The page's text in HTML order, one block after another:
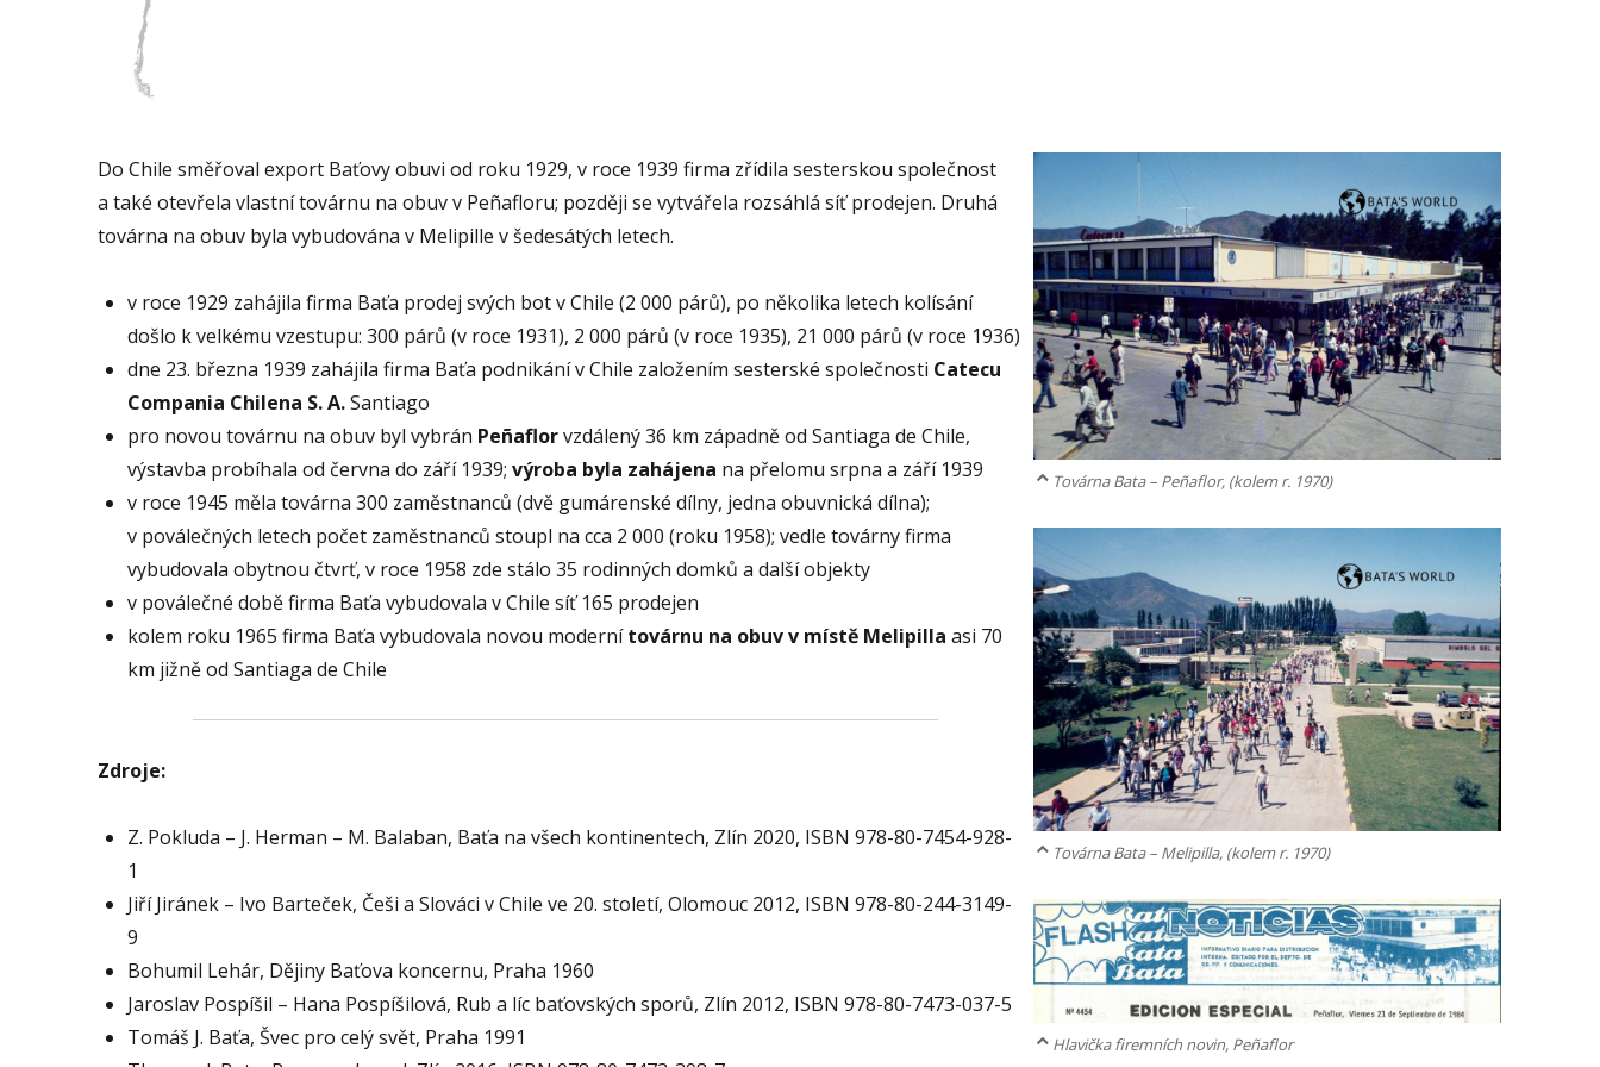
Do Chile směřoval export Baťovy obuvi od roku 1929, v roce 1939 firma zřídila sesterskou společnost
a také otevřela vlastní továrnu na obuv v Peñafloru; později se vytvářela rozsáhlá síť prodejen. Druhá
továrna na obuv byla vybudována v Melipille v šedesátých letech.
v roce 1929 zahájila firma Baťa prodej svých bot v Chile (2 000 párů), po několika letech kolísání
došlo k velkému vzestupu: 300 párů (v roce 1931), 2 000 párů (v roce 1935), 21 000 párů (v roce 1936)
dne 23. března 1939 zahájila firma Baťa podnikání v Chile založením sesterské společnosti Catecu
Compania Chilena S. A.Santiago
pro novou továrnu na obuv byl vybrán Peñaflorvzdálený 36 km západně od Santiaga de Chile,
výstavba probíhala od června do září 1939; výroba byla zahájena na přelomu srpna a září 1939
v roce 1945 měla továrna 300 zaměstnanců (dvě gumárenské dílny, jedna obuvnická dílna);
v poválečných letech počet zaměstnanců stoupl na cca 2 000 (roku 1958); vedle továrny firma
vybudovala obytnou čtvrť, v roce 1958 zde stálo 35 rodinných domků a další objekty
v poválečné době firma Baťa vybudovala v Chile síť 165 prodejen
kolem roku 1965 firma Baťa vybudovala novou modernítovárnu na obuv v místě Melipilla asi 70
km jižně od Santiaga de Chile
Zdroje:
Z. Pokluda – J. Herman – M. Balaban, Baťa na všech kontinentech, Zlín 2020, ISBN 978-80-7454-928-
1
Jiří Jiránek – Ivo Barteček, Češi a Slováci v Chile ve 20. století, Olomouc 2012, ISBN 978-80-244-3149-
9
Bohumil Lehár, Dějiny Baťova koncernu, Praha 1960
Jaroslav Pospíšil – Hana Pospíšilová, Rub a líc baťovských sporů, Zlín 2012, ISBN 978-80-7473-037-5
Tomáš J. Baťa, Švec pro celý svět, Praha 1991
Továrna Bata – Peñaflor, (kolem r. 1970)
Továrna Bata – Melipilla, (kolem r. 1970)
Hlavička firemních novin, Peñaflor